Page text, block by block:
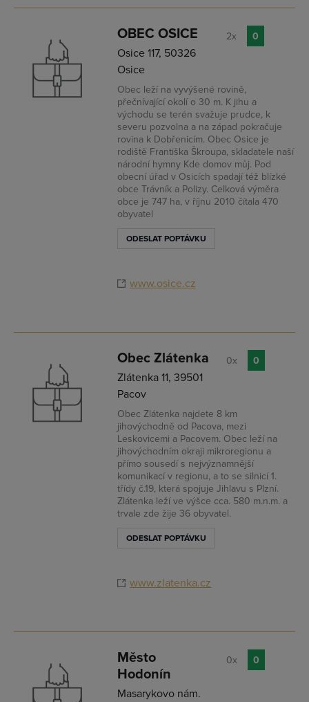
OBEC OSICE
Osice 117, 50326
Osice
Obec leží na vyvýšené rovině,
přečnívající okolí o 30 m. K jihu a
východu se terén svažuje prudce, k
severu pozvolna a na západ pokračuje
rovina k Dobřenicím. Obec Osice je
rodiště Františka Škroupa, skladatele naší
národní hymny Kde domov můj. Pod
obecní úřad v Osicích spadají též blízké
obce Trávník a Polizy. Celková výměra
obce je 747 ha, v říjnu 2010 čítala 470
obyvatel
ODESLAT POPTÁVKU
www.osice.cz
2x 0
Obec Zlátenka
Zlátenka 11, 39501
Pacov
Obec Zlátenka najdete 8 km
jihovýchodně od Pacova, mezi
Leskovicemi a Pacovem. Obec leží na
jihovýchodním okraji mikroregionu a
přímo sousedí s nejvýznamnější
komunikací v regionu, a to se silnicí 1.
třídy č.19, která spojuje Jihlavu s Plzní.
Zlátenka leží ve výšce cca. 580 m.n.m. a
trvale zde žije 36 obyvatel.
ODESLAT POPTÁVKU
www.zlatenka.cz
0x 0
Město
Hodonín
Masarykovo nám.
0x 0